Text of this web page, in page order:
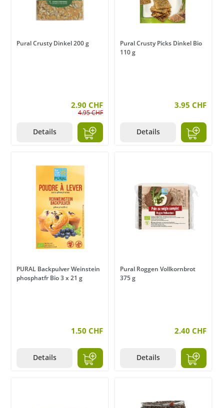
Pural Crusty Dinkel 200 g
2.90 CHF
4.95 CHF
Details
Pural Crusty Picks Dinkel Bio
110 g
3.95 CHF
Details
PURAL Backpulver Weinstein
phosphatfr Bio 3 x 21 g
1.50 CHF
Details
Pural Roggen Vollkornbrot
375 g
2.40 CHF
Details